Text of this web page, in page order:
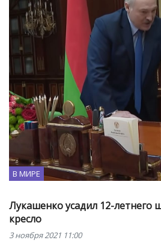
В МИРЕ
Лукашенко усадил 12-летнего
кресло
3 ноября 2021 11:00